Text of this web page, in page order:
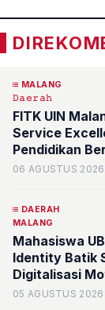
MALANG
𝙳𝚊𝚎𝚛𝚊𝚑
FITK UIN
Service
Pendidikan
06 AGUSTUS 2026
DAERAH
MALANG
Mahasiswa
Identity Batik
Digitalisasi
Sumberporong
05 AGUSTUS 2026